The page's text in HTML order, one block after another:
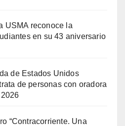
USMA reconoce la
en su 43 aniversario
de Estados Unidos
de personas con oradora
“Contracorriente. Una